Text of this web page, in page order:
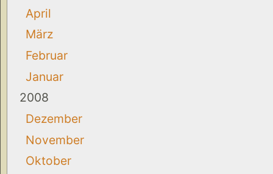
April
März
Februar
Januar
2008
Dezember
November
Oktober